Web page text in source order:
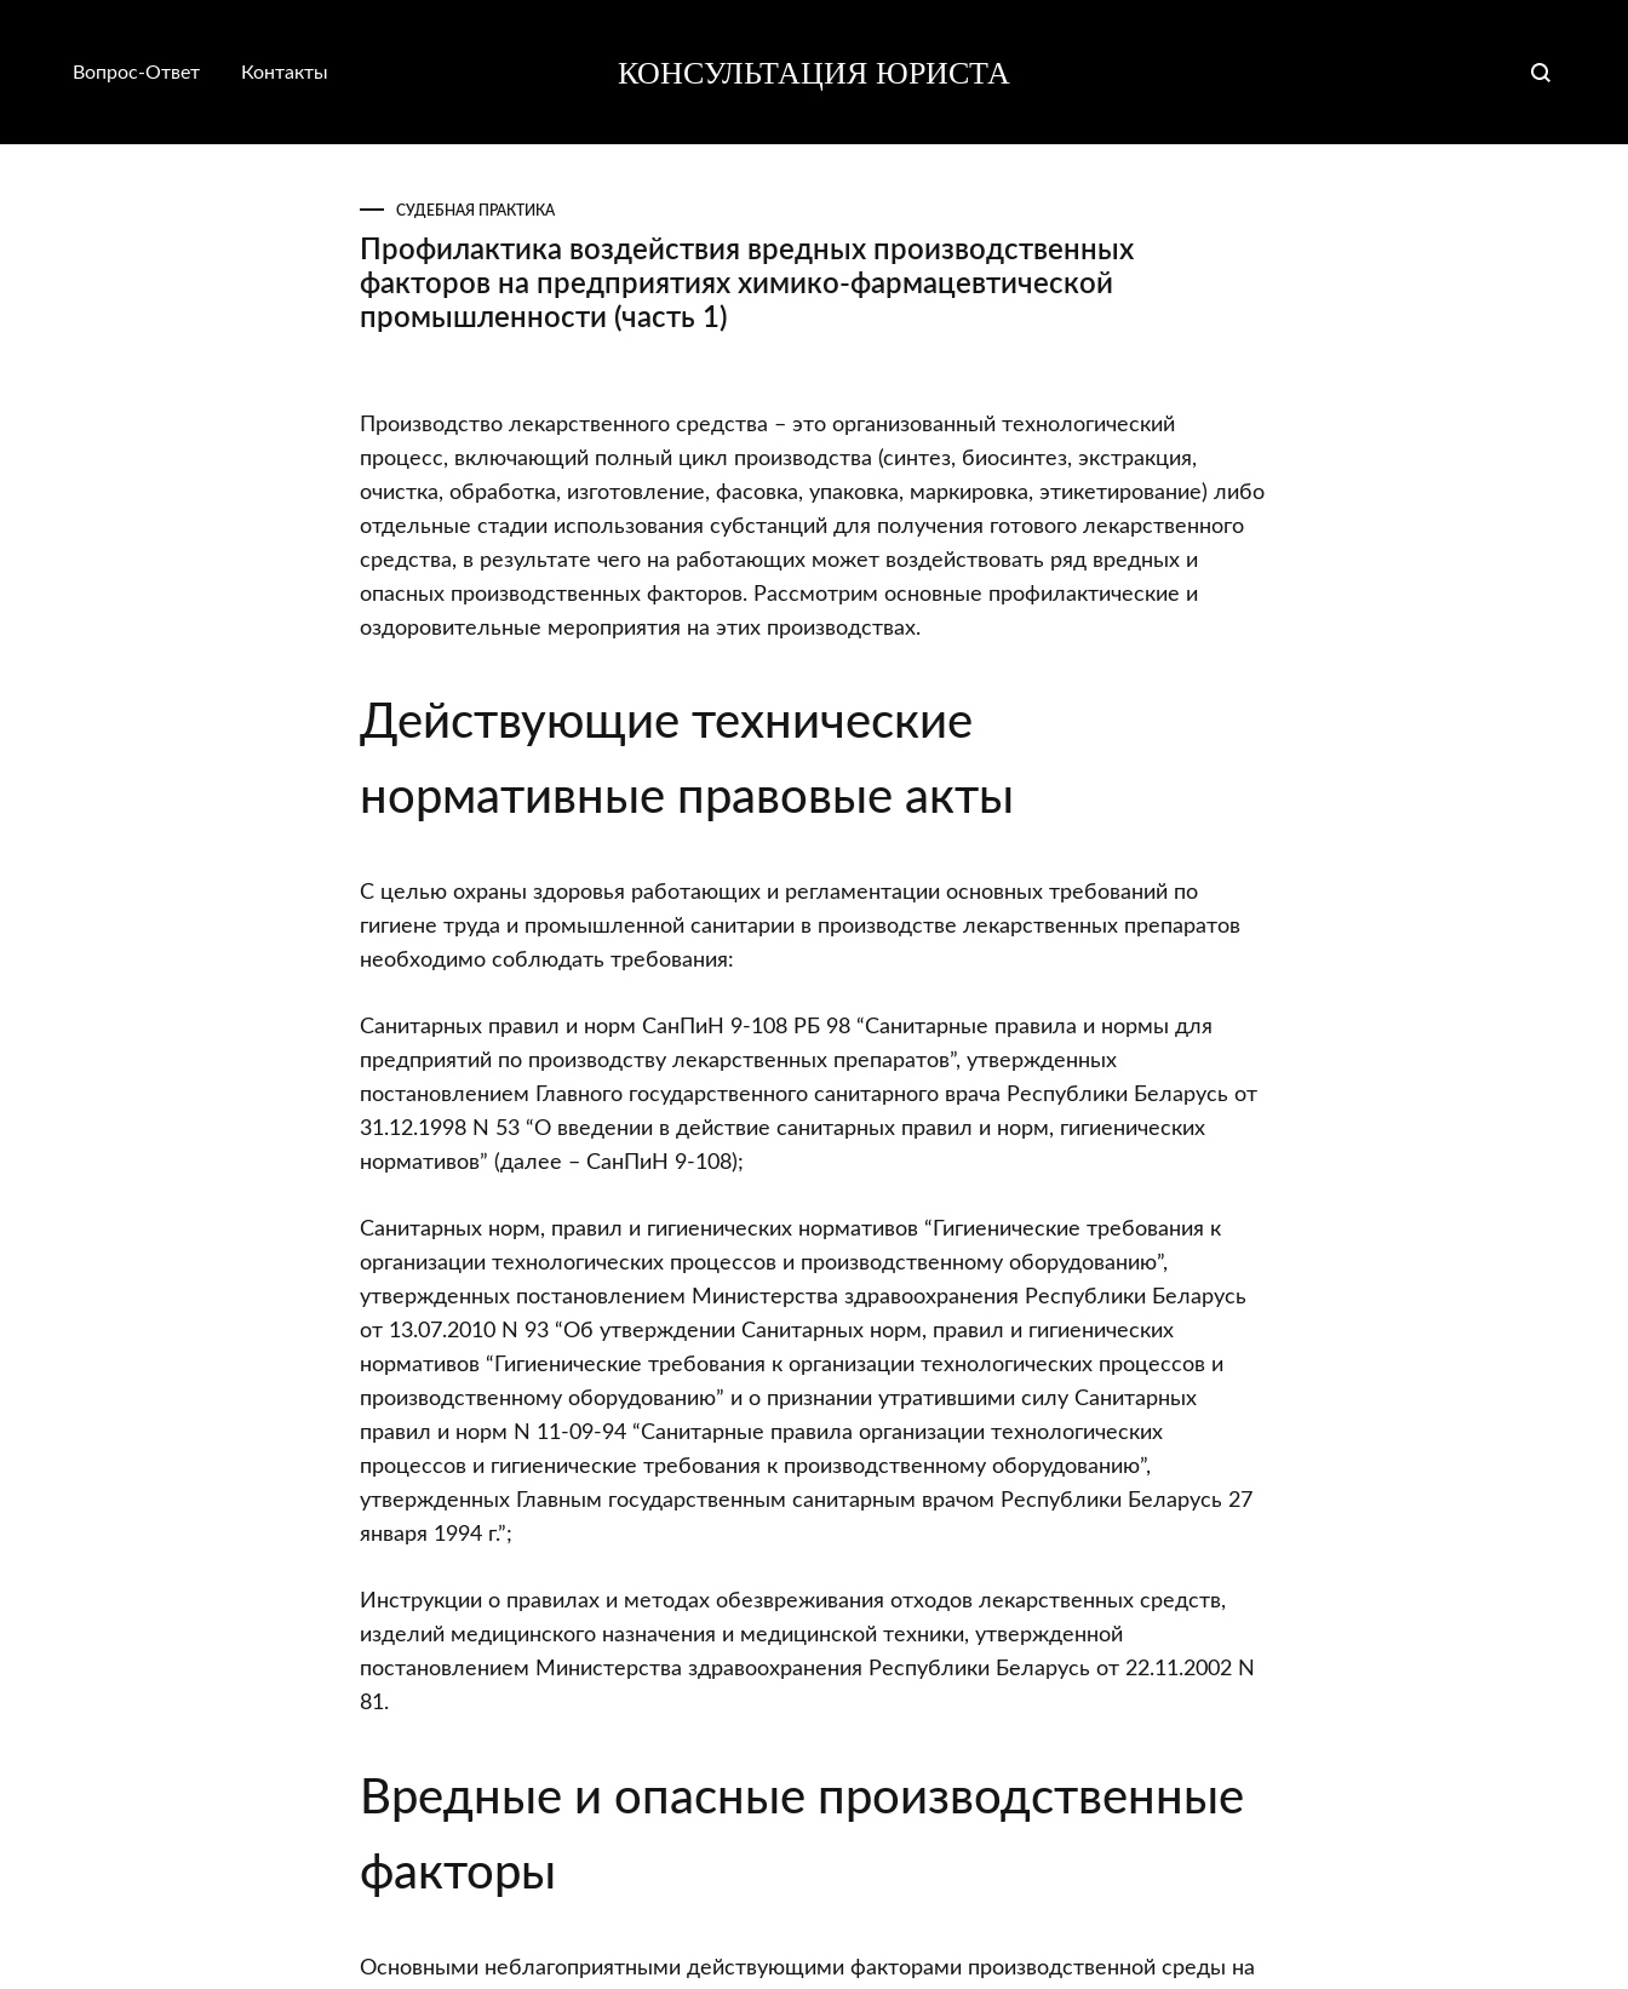
Вопрос-Ответ Контакты КОНСУЛЬТАЦИЯ ЮРИСТА
юриста
юриста
СУДЕБНАЯ ПРАКТИКА
Профилактика воздействия вредных производственных
факторов на предприятиях химико-фармацевтической
промышленности (часть 1)
Профилактика
воздействия
вредных
производственных
факторов
на
предприятиях
фармацевтической
промышленности
1)
Производство лекарственного средства – это организованный технологический
процесс, включающий полный цикл производства (синтез, биосинтез, экстракция,
очистка, обработка, изготовление, фасовка, упаковка, маркировка, этикетирование) либо
отдельные стадии использования субстанций для получения готового лекарственного
средства, в результате чего на работающих может воздействовать ряд вредных и
опасных производственных факторов. Рассмотрим основные профилактические и
оздоровительные мероприятия на этих производствах.
Действующие технические
нормативные правовые акты
С целью охраны здоровья работающих и регламентации основных требований по
гигиене труда и промышленной санитарии в производстве лекарственных препаратов
необходимо соблюдать требования:
Санитарных правил и норм СанПиН 9-108 РБ 98 “Санитарные правила и нормы для
предприятий по производству лекарственных препаратов”, утвержденных
постановлением Главного государственного санитарного врача Республики Беларусь от
31.12.1998 N 53 “О введении в действие санитарных правил и норм, гигиенических
нормативов” (далее – СанПиН 9-108);
Санитарных норм, правил и гигиенических нормативов “Гигиенические требования к
организации технологических процессов и производственному оборудованию”,
утвержденных постановлением Министерства здравоохранения Республики Беларусь
от 13.07.2010 N 93 “Об утверждении Санитарных норм, правил и гигиенических
нормативов “Гигиенические требования к организации технологических процессов и
производственному оборудованию” и о признании утратившими силу Санитарных
правил и норм N 11-09-94 “Санитарные правила организации технологических
процессов и гигиенические требования к производственному оборудованию”,
утвержденных Главным государственным санитарным врачом Республики Беларусь 27
января 1994 г.”;
Инструкции о правилах и методах обезвреживания отходов лекарственных средств,
изделий медицинского назначения и медицинской техники, утвержденной
постановлением Министерства здравоохранения Республики Беларусь от 22.11.2002 N
81.
Вредные и опасные производственные
факторы
Основными неблагоприятными действующими факторами производственной среды на